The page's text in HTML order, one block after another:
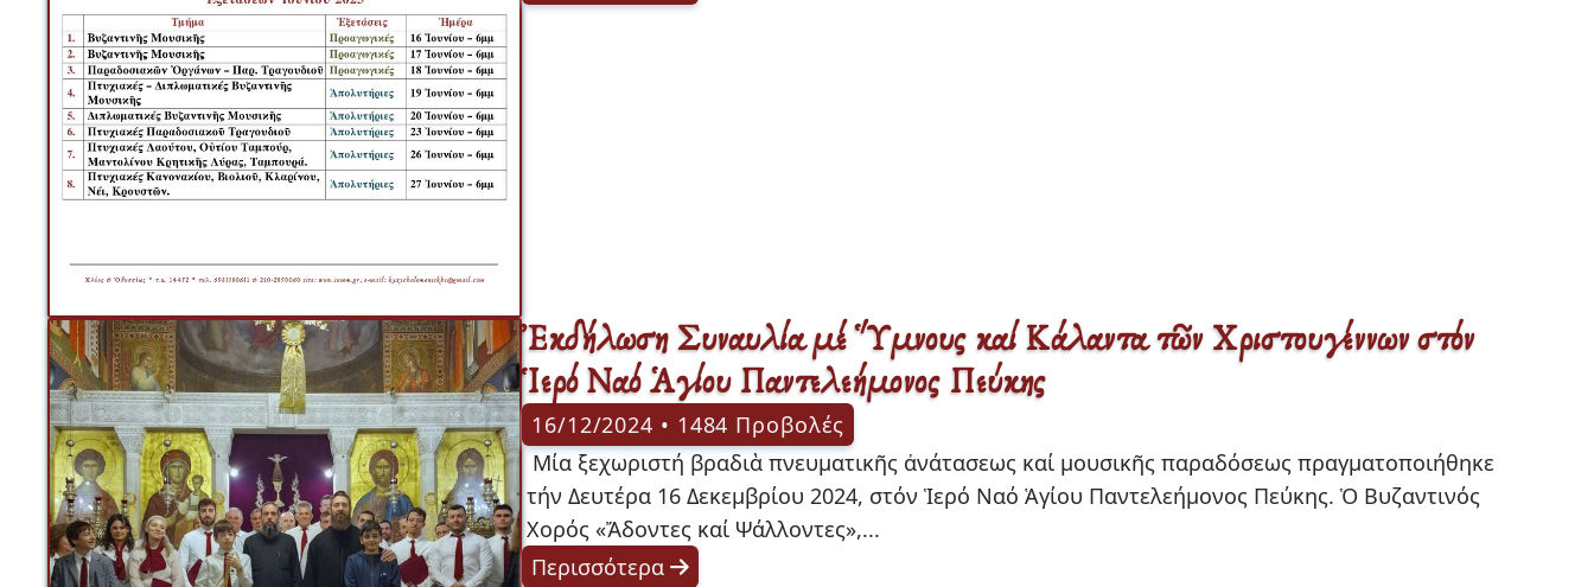
Ἐκδήλωση Συναυλία μέ Ὕμνους καί Κάλαντα τῶν Χριστουγέννων στόν
Ἱερό Ναό Ἁγίου Παντελεήμονος Πεύκης
16/12/2024 • 1484 Προβολές
τήν Δευτέρα 16 Δεκεμβρίου 2024, στόν Ἱερό Ναό Ἁγίου Παντελεήμονος Πεύκης. Ὁ Βυζαντινός
Χορός «Ἄδοντες καί Ψάλλοντες»,...
Περισσότερα